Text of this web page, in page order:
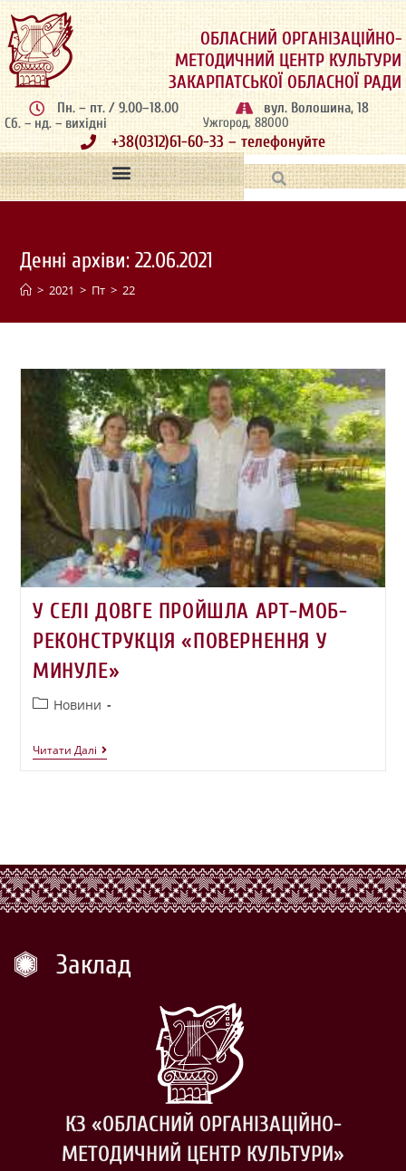
ОБЛАСНИЙ ОРГАНІЗАЦІЙНО-
МЕТОДИЧНИЙ ЦЕНТР КУЛЬТУРИ
ЗАКАРПАТСЬКОЇ ОБЛАСНОЇ РАДИ
Пн. – пт. / 9.00–18.00
Сб. – нд. – вихідні
вул. Волошина, 18
Ужгород, 88000
+38(0312)61-60-33 – телефонуйте
Денні архіви: 22.06.2021
> 2021 > Пт > 22
У СЕЛІ ДОВГЕ ПРОЙШЛА АРТ-МОБ-
РЕКОНСТРУКЦІЯ «ПОВЕРНЕННЯ У
МИНУЛЕ»
Новини
Читати Далі
Заклад
КЗ «ОБЛАСНИЙ ОРГАНІЗАЦІЙНО-
МЕТОДИЧНИЙ ЦЕНТР КУЛЬТУРИ»